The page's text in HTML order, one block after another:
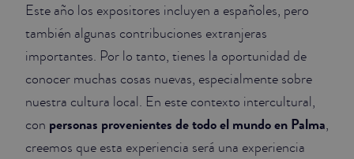
Este año los expositores incluyen a españoles, pero
también algunas contribuciones extranjeras
importantes. Por lo tanto, tienes la oportunidad de
conocer muchas cosas nuevas, especialmente sobre
nuestra cultura local. En este contexto intercultural,
con personas provenientes de todo el mundo en Palma,
creemos que esta experiencia será una experiencia